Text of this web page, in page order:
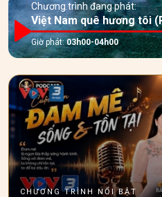
Chương trình đang phát:
Việt Nam quê hương tôi
Giờ phát:03h00-04h00